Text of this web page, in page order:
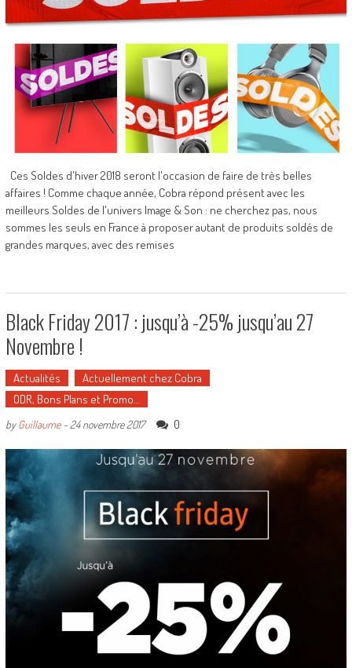
Ces Soldes d'hiver 2018 seront l'occasion de faire de très belles
affaires ! Comme chaque année, Cobra répond présent avec les
meilleurs Soldes de l'univers Image & Son : ne cherchez pas, nous
sommes les seuls en France à proposer autant de produits soldés de
grandes marques, avec des remises
Black Friday 2017 : jusqu’à -25% jusqu’au 27
Novembre !
Actualités
Actuellement chez Cobra
ODR, Bons Plans et Promo…
byGuillaume- 24 novembre 2017 0